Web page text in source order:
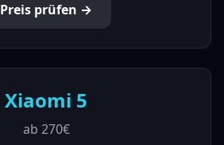
Preis prüfen →
Xiaomi 5
ab 270€